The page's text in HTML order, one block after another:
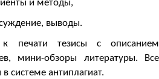
и методы,
выводы.
печати тезисы с описанием
мини-обзоры литературы. Все
системе антиплагиат.